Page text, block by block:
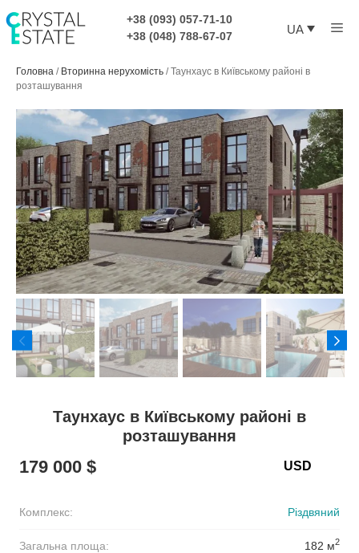
до
контенту
+38 (093) 057-71-10
+38 (048) 788-67-07
UA
Головна / Вторинна нерухомість /Таунхаус в Київському районі в
розташування
Таунхаус в Київському районі в
розташування
179 000 $
Комплекс: Різдвяний
Загальна площа: 182 м2